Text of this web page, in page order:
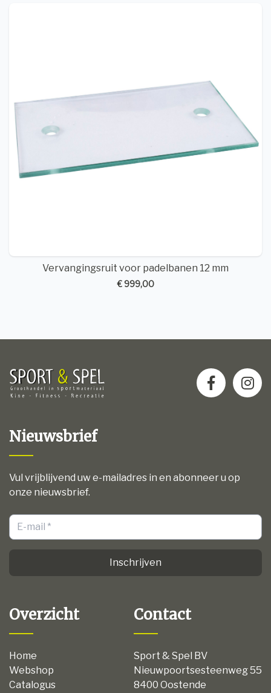
Vervangingsruit voor padelbanen 12 mm
€ 999,00
Nieuwsbrief
Vul vrijblijvend uw e-mailadres in en abonneer u op
onze nieuwsbrief.
Inschrijven
Overzicht
Home
Webshop
Catalogus
Contact
Sport & Spel BV
Nieuwpoortsesteenweg 55
8400 Oostende